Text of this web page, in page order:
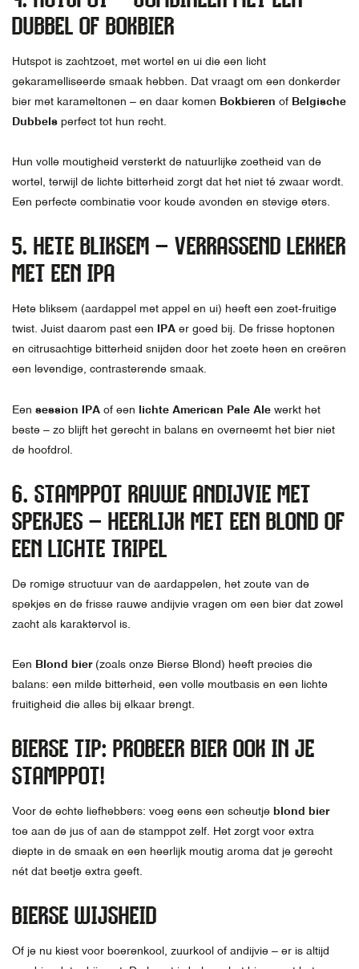
DUBBEL OF BOKBIER
Hutspot is zachtzoet, met wortel en ui die een licht
gekaramelliseerde smaak hebben. Dat vraagt om een donkerder
bier met karameltonen – en daar komen Bokbieren of Belgische
Dubbels perfect tot hun recht.
Hun volle moutigheid versterkt de natuurlijke zoetheid van de
wortel, terwijl de lichte bitterheid zorgt dat het niet té zwaar wordt.
Een perfecte combinatie voor koude avonden en stevige eters.
5. HETE BLIKSEM – VERRASSEND LEKKER
MET EEN IPA
Hete bliksem (aardappel met appel en ui) heeft een zoet-fruitige
twist. Juist daarom past een IPA er goed bij. De frisse hoptonen
en citrusachtige bitterheid snijden door het zoete heen en creëren
een levendige, contrasterende smaak.
Een session IPA of een lichte American Pale Ale werkt het
beste – zo blijft het gerecht in balans en overneemt het bier niet
de hoofdrol.
6. STAMPPOT RAUWE ANDIJVIE MET
SPEKJES – HEERLIJK MET EEN BLOND OF
EEN LICHTE TRIPEL
De romige structuur van de aardappelen, het zoute van de
spekjes en de frisse rauwe andijvie vragen om een bier dat zowel
zacht als karaktervol is.
Een Blond bier(zoals onze Bierse Blond) heeft precies die
balans: een milde bitterheid, een volle moutbasis en een lichte
fruitigheid die alles bij elkaar brengt.
BIERSE TIP: PROBEER BIER OOK IN JE
STAMPPOT!
Voor de echte liefhebbers: voeg eens een scheutje blond bier
toe aan de jus of aan de stamppot zelf. Het zorgt voor extra
diepte in de smaak en een heerlijk moutig aroma dat je gerecht
nét dat beetje extra geeft.
BIERSE WIJSHEID
Of je nu kiest voor boerenkool, zuurkool of andijvie – er is altijd